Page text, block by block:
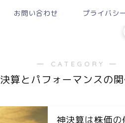
お問い合わせ プライバシ
― CATEGORY ―
決算とパフォーマンスの
神決算は株価